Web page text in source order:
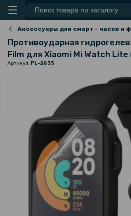
Аксессуары для смарт - часов и
Противоударная
Film для Xiaomi Mi Watch
Артикул: PL-2833